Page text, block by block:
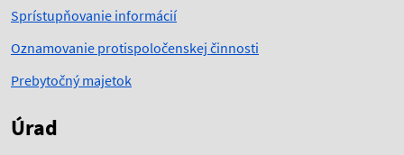
Sprístupňovanie informácií
Oznamovanie protispoločenskej činnosti
Prebytočný majetok
Úrad